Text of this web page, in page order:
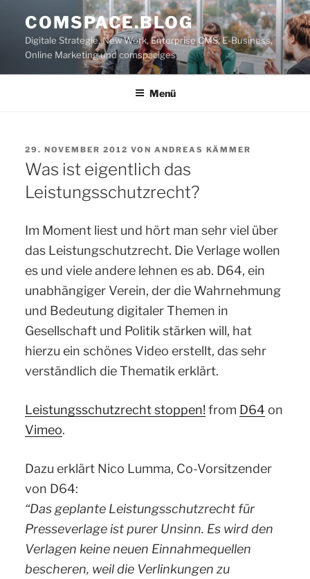
Inhalt
springen
COMSPACE.BLOG
Digitale Strategie, New Work, Enterprise CMS, E-Business,
Online Marketing und comspaciges
Menü
VERÖFFENTLICHT
AM
29. NOVEMBER 2012 VON ANDREAS KÄMMER
Was ist eigentlich das
Leistungsschutzrecht?
Im Moment liest und hört man sehr viel über
das Leistungschutzrecht. Die Verlage wollen
es und viele andere lehnen es ab. D64, ein
unabhängiger Verein, der die Wahrnehmung
und Bedeutung digitaler Themen in
Gesellschaft und Politik stärken will, hat
hierzu ein schönes Video erstellt, das sehr
verständlich die Thematik erklärt.
Leistungsschutzrecht stoppen! from D64 on
Vimeo.
Dazu erklärt Nico Lumma, Co-Vorsitzender
von D64:
“Das geplante Leistungsschutzrecht für
Presseverlage ist purer Unsinn. Es wird den
Verlagen keine neuen Einnahmequellen
bescheren, weil die Verlinkungen zu